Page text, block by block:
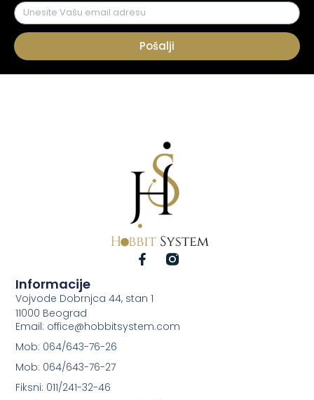
Pošalji
Informacije
Vojvode Dobrnjca 44, stan 1
11000 Beograd
Email: office@hobbitsystem.com
Mob: 064/643-76-26
Mob: 064/643-76-27
Fiksni: 011/241-32-46